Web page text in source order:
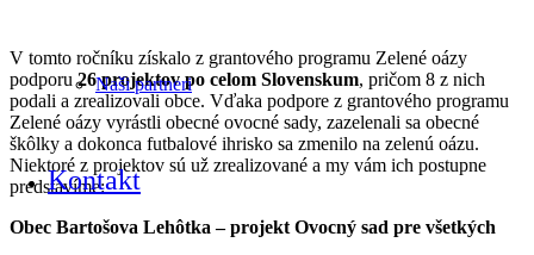
Naši partneri
Kontakt
V tomto ročníku získalo z grantového programu Zelené oázy
podporu26 projektov po celom Slovenskum, pričom 8 z nich
podali a zrealizovali obce. Vďaka podpore z grantového programu
Zelené oázy vyrástli obecné ovocné sady, zazelenali sa obecné
škôlky a dokonca futbalové ihrisko sa zmenilo na zelenú oázu.
Niektoré z projektov sú už zrealizované a my vám ich postupne
predstavíme:
Obec Bartošova Lehôtka – projekt Ovocný sad pre všetkých